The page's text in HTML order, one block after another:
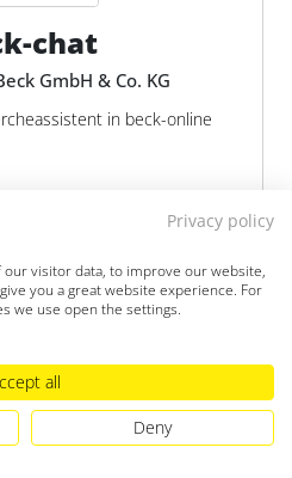
chat
GmbH & Co. KG
in beck-online
Datenbank; breite
4 Wochen kostenlose
Privacy policy
visitor data, to improve our website,
you a great website experience. For
we use open the settings.
all
Deny